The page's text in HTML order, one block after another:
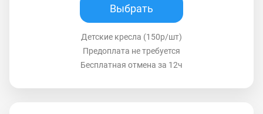
Выбрать
Детские кресла (150р/шт)
Предоплата не требуется
Бесплатная отмена за 12ч